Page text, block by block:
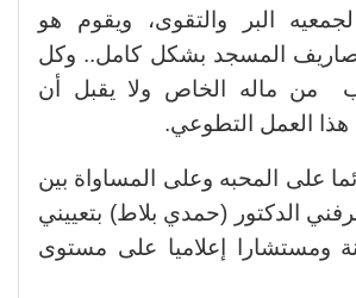
لجمعيه البر والتقوى، ويقوم هو
المسجد بشكل كامل.. وكل
من ماله الخاص ولا يقبل أن
العمل التطوعي.
على المحبه وعلى المساواة بين
الدكتور (حمدي بلاط) بتعييني
ومستشارا إعلاميا على مستوى